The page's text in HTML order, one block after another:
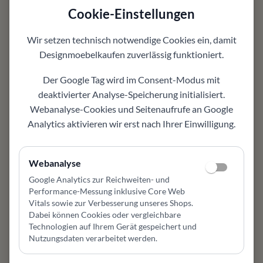
Material und Ausführung
Bezug: Kunstfell Fuzzy Lila, Cord Lounge Olive,
Cord Lounge Terracotta, CordLounge Petrol, Cord
Lounge Dolomit; weitere Optionen können
Varianten
weitere Optionen können ausgewählt werden
Individuell planbar
je nach Variante, Farbe oder Ausführung passend
geeignet für Wohnzimmer, Esszimmer, Lounge
oder Leseecke
Design und Komfort
Sitzkomfort, Proportionen und Bezugsauswahl
stehen bei diesem Möbel im Mittelpunkt
Gut kombinierbar
Cookie-Einstellungen
Wir setzen technisch notwendige Cookies ein, damit
Designmoebelkaufen zuverlässig funktioniert.
Der Google Tag wird im Consent-Modus mit
deaktivierter Analyse-Speicherung initialisiert.
Webanalyse-Cookies und Seitenaufrufe an Google
Analytics aktivieren wir erst nach Ihrer Einwilligung.
Webanalyse
Google Analytics zur Reichweiten- und
Performance-Messung inklusive Core Web
Vitals sowie zur Verbesserung unseres Shops.
Dabei können Cookies oder vergleichbare
Technologien auf Ihrem Gerät gespeichert und
Nutzungsdaten verarbeitet werden.